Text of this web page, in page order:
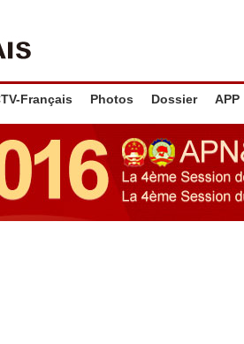
Français Photos Dossier APP